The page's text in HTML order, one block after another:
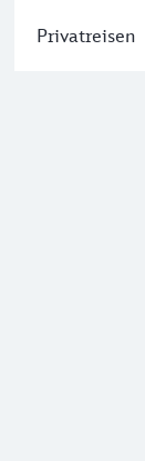
Privatreisen